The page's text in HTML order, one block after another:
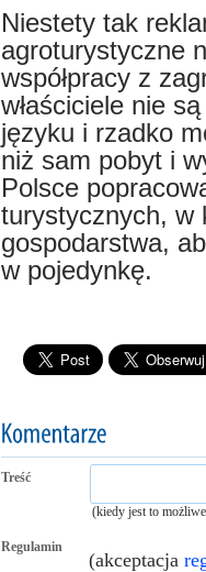
Niestety tak
agroturystyczne
współpracy z
właściciele nie
języku i rzadko
niż sam pobyt i
Polsce
turystycznych, w
gospodarstwa,
w pojedynkę.
Treść
(kiedy jest to
Regulamin
(akceptacja